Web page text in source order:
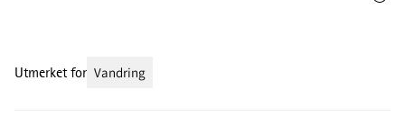
Utmerket for Vandring